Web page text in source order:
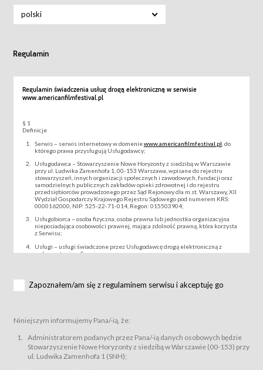
polski
Regulamin
Regulamin świadczenia usług drogą elektroniczną w serwisie
www.americanfilmfestival.pl
§ 1
Definicje
Serwis – serwis internetowy w domeniewww.americanfilmfestival.pl , do
którego prawa przysługują Usługodawcy;
Usługodawca – Stowarzyszenie Nowe Horyzonty z siedzibą w Warszawie
przy ul. Ludwika Zamenhofa 1, 00-153 Warszawa, wpisane do rejestru
stowarzyszeń, innych organizacji społecznych i zawodowych, fundacji oraz
samodzielnych publicznych zakładów opieki zdrowotnej i do rejestru
przedsiębiorców prowadzonego przez Sąd Rejonowy dla m.st. Warszawy, XII
Wydział Gospodarczy Krajowego Rejestru Sądowego pod numerem KRS:
0000162000, NIP: 525-22-71-014, Regon: 015503904;
Usługobiorca – osoba fizyczna, osoba prawna lub jednostka organizacyjna
nieposiadająca osobowości prawnej, mająca zdolność prawną, która korzysta
z Serwisu;
Usługi – usługi świadczone przez Usługodawcę drogą elektroniczną z
wykorzystaniem Serwisu;
za pośrednictwem Serwisu;
podmiotom z branży mediów i filmowej (Akredytacje);
Bilety – wybrane dokumenty potwierdzające zawarcie umowy z
Usługodawcą i uprawniające do wzięcia udziału w Wydarzeniu,
przewidziane przez Usługodawcę dla danego Wydarzenia, tj. uprawniające
do uczestnictwa w wielu albo w pojedynczych seansach filmowych,
Zapoznałem/am się z regulaminem serwisu i akceptuję go
Niniejszym informujemy Pana/-ią, że:
Administratorem podanych przez Pana/-ią danych osobowych będzie
Stowarzyszenie Nowe Horyzonty z siedzibą w Warszawie (00-153) przy
ul. Ludwika Zamenhofa 1 (SNH);